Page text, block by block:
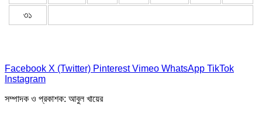
৩১
Facebook X (Twitter) Pinterest Vimeo WhatsApp TikTok
Instagram
সম্পাদক ও প্রকাশক: আবুল খায়ের